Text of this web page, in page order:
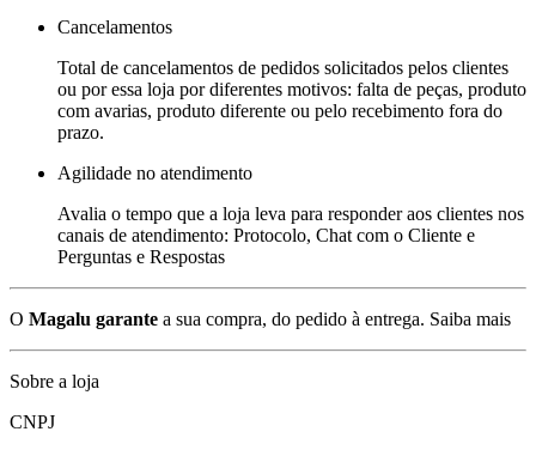
Cancelamentos
Total de cancelamentos de pedidos solicitados pelos clientes
ou por essa loja por diferentes motivos: falta de peças, produto
com avarias, produto diferente ou pelo recebimento fora do
prazo.
Agilidade no atendimento
Avalia o tempo que a loja leva para responder aos clientes nos
canais de atendimento: Protocolo, Chat com o Cliente e
Perguntas e Respostas
O Magalu garante a sua compra, do pedido à entrega. Saiba mais
Sobre a loja
CNPJ